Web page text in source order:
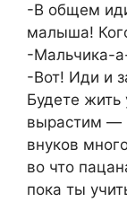
-В общем
малыша!
-Мальчика-
-Вот! Иди и
Будете жить
вырастим —
внуков
во что
пока ты